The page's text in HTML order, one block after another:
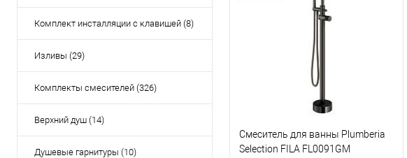
Комплект инсталляции с клавишей (8)
Изливы (29)
Комплекты смесителей (326)
Верхний душ (14)
Душевые гарнитуры (10)
Смеситель для ванны Plumberia
Selection FILA FL0091GM